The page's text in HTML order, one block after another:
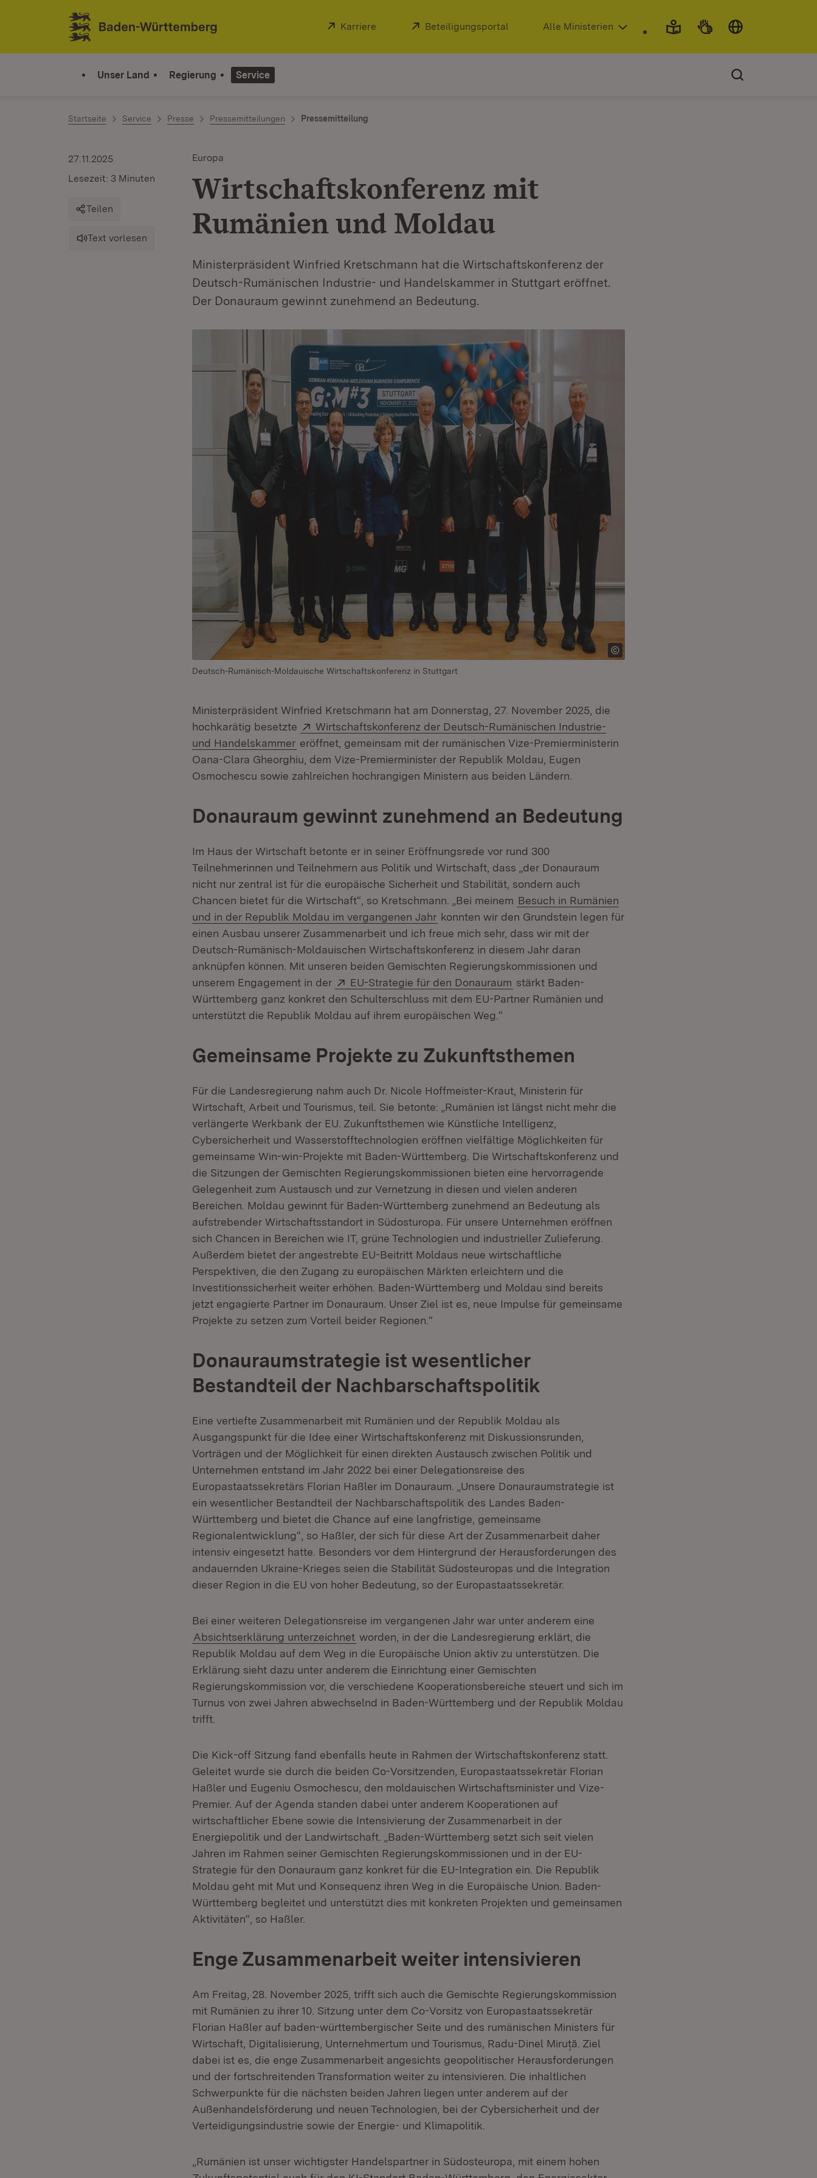
Zum Inhalt springen
Link zur Startseite
Extern:
Karriere (Öffnet in neuem Fenster)
Extern:
Beteiligungsportal (Öffnet in neuem Fenster)
Alle Ministerien
Unser Land Regierung Service
Startseite Service Presse Pressemitteilungen Pressemitteilung
Europa
Wirtschaftskonferenz mit
Rumänien und Moldau
Ministerpräsident Winfried Kretschmann hat die Wirtschaftskonferenz der
Deutsch-Rumänischen Industrie- und Handelskammer in Stuttgart eröffnet.
Der Donauraum gewinnt zunehmend an Bedeutung.
27.11.2025
Lesezeit: 3 Minuten
Teilen
Text vorlesen
Deutsch-Rumänisch-Moldauische Wirtschaftskonferenz in Stuttgart
Ministerpräsident Winfried Kretschmann hat am Donnerstag, 27. November 2025, die
hochkarätig besetzte
Extern:
Wirtschaftskonferenz der Deutsch-Rumänischen Industrie-
und Handelskammer (Öffnet in neuem Fenster)
eröffnet, gemeinsam mit der rumänischen Vize-Premierministerin
Oana-Clara Gheorghiu, dem Vize-Premierminister der Republik Moldau, Eugen
Osmochescu sowie zahlreichen hochrangigen Ministern aus beiden Ländern.
Donauraum gewinnt zunehmend an Bedeutung
Im Haus der Wirtschaft betonte er in seiner Eröffnungsrede vor rund 300
Teilnehmerinnen und Teilnehmern aus Politik und Wirtschaft, dass „der Donauraum
nicht nur zentral ist für die europäische Sicherheit und Stabilität, sondern auch
Chancen bietet für die Wirtschaft“, so Kretschmann. „Bei meinem Besuch in Rumänien
und in der Republik Moldau im vergangenen Jahr konnten wir den Grundstein legen für
einen Ausbau unserer Zusammenarbeit und ich freue mich sehr, dass wir mit der
Deutsch-Rumänisch-Moldauischen Wirtschaftskonferenz in diesem Jahr daran
anknüpfen können. Mit unseren beiden Gemischten Regierungskommissionen und
unserem Engagement in der
Extern:
EU-Strategie für den Donauraum (Öffnet in neuem Fenster)
stärkt Baden-
Württemberg ganz konkret den Schulterschluss mit dem EU-Partner Rumänien und
unterstützt die Republik Moldau auf ihrem europäischen Weg.“
Gemeinsame Projekte zu Zukunftsthemen
Für die Landesregierung nahm auch Dr. Nicole Hoffmeister-Kraut, Ministerin für
Wirtschaft, Arbeit und Tourismus, teil. Sie betonte: „Rumänien ist längst nicht mehr die
verlängerte Werkbank der EU. Zukunftsthemen wie Künstliche Intelligenz,
Cybersicherheit und Wasserstofftechnologien eröffnen vielfältige Möglichkeiten für
gemeinsame Win-win-Projekte mit Baden-Württemberg. Die Wirtschaftskonferenz und
die Sitzungen der Gemischten Regierungskommissionen bieten eine hervorragende
Gelegenheit zum Austausch und zur Vernetzung in diesen und vielen anderen
Bereichen. Moldau gewinnt für Baden-Württemberg zunehmend an Bedeutung als
aufstrebender Wirtschaftsstandort in Südosturopa. Für unsere Unternehmen eröffnen
sich Chancen in Bereichen wie IT, grüne Technologien und industrieller Zulieferung.
Außerdem bietet der angestrebte EU-Beitritt Moldaus neue wirtschaftliche
Perspektiven, die den Zugang zu europäischen Märkten erleichtern und die
Investitionssicherheit weiter erhöhen. Baden-Württemberg und Moldau sind bereits
jetzt engagierte Partner im Donauraum. Unser Ziel ist es, neue Impulse für gemeinsame
Projekte zu setzen zum Vorteil beider Regionen.“
Donauraumstrategie ist wesentlicher
Bestandteil der Nachbarschaftspolitik
Eine vertiefte Zusammenarbeit mit Rumänien und der Republik Moldau als
Ausgangspunkt für die Idee einer Wirtschaftskonferenz mit Diskussionsrunden,
Vorträgen und der Möglichkeit für einen direkten Austausch zwischen Politik und
Unternehmen entstand im Jahr 2022 bei einer Delegationsreise des
Europastaatssekretärs Florian Haßler im Donauraum. „Unsere Donauraumstrategie ist
ein wesentlicher Bestandteil der Nachbarschaftspolitik des Landes Baden-
Württemberg und bietet die Chance auf eine langfristige, gemeinsame
Regionalentwicklung“, so Haßler, der sich für diese Art der Zusammenarbeit daher
intensiv eingesetzt hatte. Besonders vor dem Hintergrund der Herausforderungen des
andauernden Ukraine-Krieges seien die Stabilität Südosteuropas und die Integration
dieser Region in die EU von hoher Bedeutung, so der Europastaatssekretär.
Bei einer weiteren Delegationsreise im vergangenen Jahr war unter anderem eine
Absichtserklärung unterzeichnet worden, in der die Landesregierung erklärt, die
Republik Moldau auf dem Weg in die Europäische Union aktiv zu unterstützen. Die
Erklärung sieht dazu unter anderem die Einrichtung einer Gemischten
Regierungskommission vor, die verschiedene Kooperationsbereiche steuert und sich im
Turnus von zwei Jahren abwechselnd in Baden-Württemberg und der Republik Moldau
trifft.
Die Kick-off Sitzung fand ebenfalls heute in Rahmen der Wirtschaftskonferenz statt.
Geleitet wurde sie durch die beiden Co-Vorsitzenden, Europastaatssekretär Florian
Haßler und Eugeniu Osmochescu, den moldauischen Wirtschaftsminister und Vize-
Premier. Auf der Agenda standen dabei unter anderem Kooperationen auf
wirtschaftlicher Ebene sowie die Intensivierung der Zusammenarbeit in der
Energiepolitik und der Landwirtschaft. „Baden-Württemberg setzt sich seit vielen
Jahren im Rahmen seiner Gemischten Regierungskommissionen und in der EU-
Strategie für den Donauraum ganz konkret für die EU-Integration ein. Die Republik
Moldau geht mit Mut und Konsequenz ihren Weg in die Europäische Union. Baden-
Württemberg begleitet und unterstützt dies mit konkreten Projekten und gemeinsamen
Aktivitäten“, so Haßler.
Enge Zusammenarbeit weiter intensivieren
Am Freitag, 28. November 2025, trifft sich auch die Gemischte Regierungskommission
mit Rumänien zu ihrer 10. Sitzung unter dem Co-Vorsitz von Europastaatssekretär
Florian Haßler auf baden-württembergischer Seite und des rumänischen Ministers für
Wirtschaft, Digitalisierung, Unternehmertum und Tourismus, Radu-Dinel Miruță. Ziel
dabei ist es, die enge Zusammenarbeit angesichts geopolitischer Herausforderungen
und der fortschreitenden Transformation weiter zu intensivieren. Die inhaltlichen
Schwerpunkte für die nächsten beiden Jahren liegen unter anderem auf der
Außenhandelsförderung und neuen Technologien, bei der Cybersicherheit und der
Verteidigungsindustrie sowie der Energie- und Klimapolitik.
„Rumänien ist unser wichtigster Handelspartner in Südosteuropa, mit einem hohen